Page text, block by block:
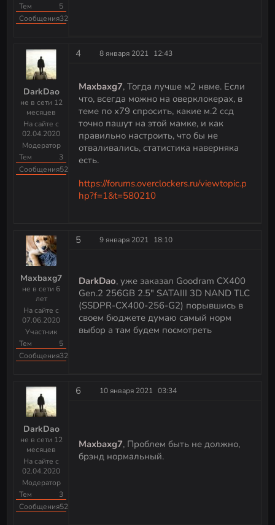
Тем
5
Сообщения32
DarkDao
не в сети 12
месяцев
На сайте с
02.04.2020
Модератор
Тем
3
Сообщения523
4 8 января 2021 12:43
Maxbaxg7, Тогда лучше м2 нвме. Если
что, всегда можно на оверклокерах, в
теме по х79 спросить, какие м.2 ссд
точно пашут на этой мамке, и как
правильно настроить, что бы не
отваливались, статистика наверняка
есть.
https://forums.overclockers.ru/viewtopic.p
hp?f=1&t=580210
Maxbaxg7
не в сети 6
лет
На сайте с
07.06.2020
Участник
Тем
5
Сообщения32
5 9 января 2021 18:10
DarkDao, уже заказал Goodram CX400
Gen.2 256GB 2.5" SATAIII 3D NAND TLC
(SSDPR-CX400-256-G2) порывшись в
своем бюджете думаю самый норм
выбор а там будем посмотреть
DarkDao
не в сети 12
месяцев
На сайте с
02.04.2020
Модератор
Тем
3
Сообщения523
6 10 января 2021 03:34
Maxbaxg7, Проблем быть не должно,
брэнд нормальный.